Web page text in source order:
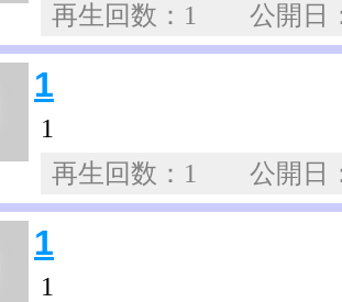
再生回数：1 公開
1
1
再生回数：1 公開
1
1